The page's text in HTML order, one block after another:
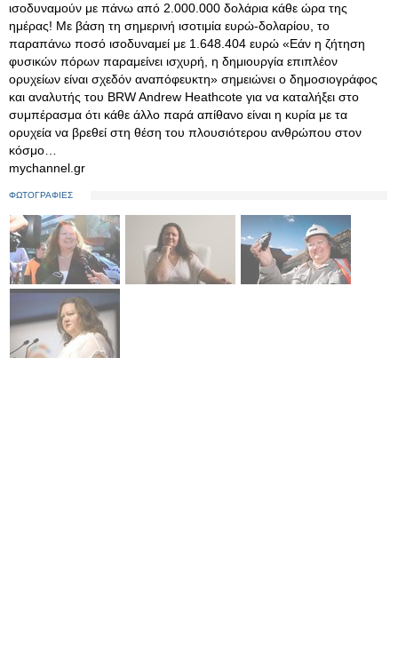
ισοδυναμούν με πάνω από 2.000.000 δολάρια κάθε ώρα της
ημέρας! Με βάση τη σημερινή ισοτιμία ευρώ-δολαρίου, το
παραπάνω ποσό ισοδυναμεί με 1.648.404 ευρώ «Εάν η ζήτηση
φυσικών πόρων παραμείνει ισχυρή, η δημιουργία επιπλέον
ορυχείων είναι σχεδόν αναπόφευκτη» σημειώνει ο δημοσιογράφος
και αναλυτής του BRW Andrew Heathcote για να καταλήξει στο
συμπέρασμα ότι κάθε άλλο παρά απίθανο είναι η κυρία με τα
ορυχεία να βρεθεί στη θέση του πλουσιότερου ανθρώπου στον
κόσμο…
mychannel.gr
ΦΩΤΟΓΡΑΦΙΕΣ